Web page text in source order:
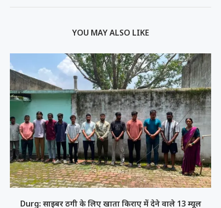
YOU MAY ALSO LIKE
Durg: साइबर ठगी के लिए खाता किराए में देने वाले 13 म्यूल